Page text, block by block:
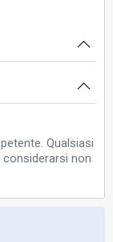
Qualsiasi
considerarsi non